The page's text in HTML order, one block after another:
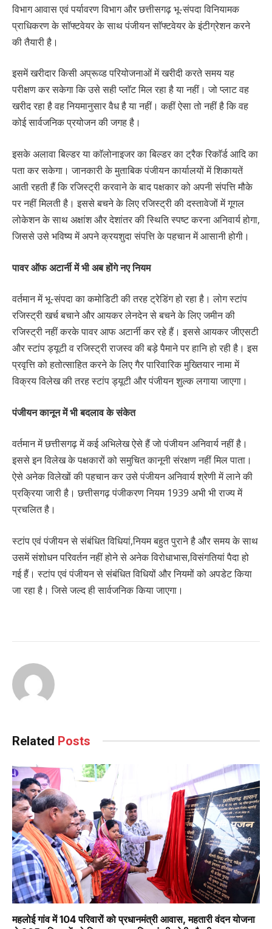
विभाग आवास एवं पर्यावरण विभाग और छत्तीसगढ़ भू-संपदा विनियामक
प्राधिकरण के साॅफ्टवेयर के साथ पंजीयन साॅफ्टवेयर के इंटीग्रेशन करने
की तैयारी है।
इसमें खरीदार किसी अप्रूव्ड परियोजनाओं में खरीदी करते समय यह
परीक्षण कर सकेगा कि उसे सही प्लाॅट मिल रहा है या नहीं। जो प्लाट वह
खरीद रहा है वह नियमानुसार वैध है या नहीं। कहीं ऐसा तो नहीं है कि वह
कोई सार्वजनिक प्रयोजन की जगह है।
इसके अलावा बिल्डर या काॅलोनाइजर का बिल्डर का ट्रैक रिकाॅर्ड आदि का
पता कर सकेगा। जानकारी के मुताबिक पंजीयन कार्यालयों में शिकायतें
आती रहती हैं कि रजिस्ट्री करवाने के बाद पक्षकार को अपनी संपत्ति मौके
पर नहीं मिलती है। इससे बचने के लिए रजिस्ट्री की दस्तावेजों में गूगल
लोकेशन के साथ अक्षांश और देशांतर की स्थिति स्पष्ट करना अनिवार्य होगा,
जिससे उसे भविष्य में अपने क्रयशुदा संपत्ति के पहचान में आसानी होगी।
पावर ऑफ अटार्नी में भी अब होंगे नए नियम
वर्तमान में भू-संपदा का कमोडिटी की तरह ट्रेडिंग हो रहा है। लोग स्टांप
रजिस्ट्री खर्च बचाने और आयकर लेनदेन से बचने के लिए जमीन की
रजिस्ट्री नहीं करके पावर आफ अटार्नी कर रहे हैं। इससे आयकर जीएसटी
और स्टांप ड्यूटी व रजिस्ट्री राजस्व की बड़े पैमाने पर हानि हो रही है। इस
प्रवृत्ति को हतोत्साहित करने के लिए गैर पारिवारिक मुख्तियार नामा में
विक्रय विलेख की तरह स्टांप ड्यूटी और पंजीयन शुल्क लगाया जाएगा।
पंजीयन कानून में भी बदलाव के संकेत
वर्तमान में छत्तीसगढ़ में कई अभिलेख ऐसे हैं जो पंजीयन अनिवार्य नहीं है।
इससे इन विलेख के पक्षकारों को समुचित कानूनी संरक्षण नहीं मिल पाता।
ऐसे अनेक विलेखों की पहचान कर उसे पंजीयन अनिवार्य श्रेणी में लाने की
प्रक्रिया जारी है। छत्तीसगढ़ पंजीकरण नियम 1939 अभी भी राज्य में
प्रचलित है।
स्टांप एवं पंजीयन से संबंधित विधियां,नियम बहुत पुराने है और समय के साथ
उसमें संशोधन परिवर्तन नहीं होने से अनेक विरोधाभास,विसंगतियां पैदा हो
गई हैं। स्टांप एवं पंजीयन से संबंधित विधियों और नियमों को अपडेट किया
जा रहा है। जिसे जल्द ही सार्वजनिक किया जाएगा।
Reading
Related Posts
महलोई गांव में 104 परिवारों को प्रधानमंत्री आवास, महतारी वंदन योजना